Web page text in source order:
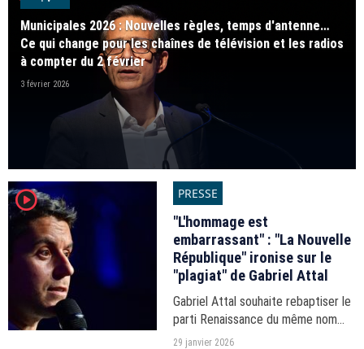
Municipales 2026 : Nouvelles règles, temps d'antenne…
Ce qui change pour les chaînes de télévision et les radios
à compter du 2 février
3 février 2026
player2 PRESSE
"L'hommage est
embarrassant" : "La Nouvelle
République" ironise sur le
"plagiat" de Gabriel Attal
Gabriel Attal souhaite rebaptiser le
parti Renaissance du même nom
que le quotidien régional qui
29 janvier 2026